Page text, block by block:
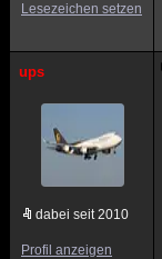
Lesezeichen setzen
ups
dabei seit 2010
Profil anzeigen